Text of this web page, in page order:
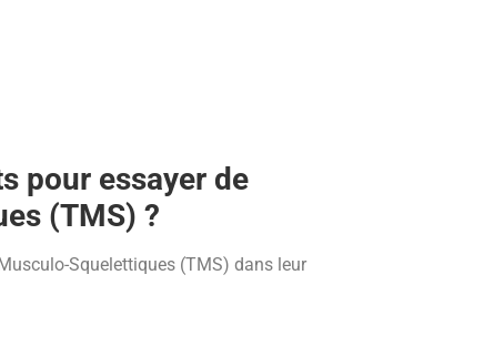
pour essayer de
(TMS) ?
Squelettiques (TMS) dans leur